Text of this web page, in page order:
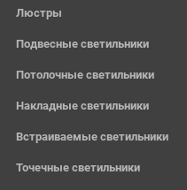
Люстры
Подвесные светильники
Потолочные светильники
Накладные светильники
Встраиваемые светильники
Точечные светильники